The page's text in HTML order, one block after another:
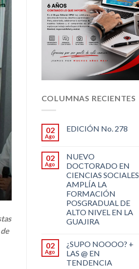
COLUMNAS RECIENTES
02
Ago
EDICIÓN No. 278
02
Ago
NUEVO
DOCTORADO EN
CIENCIAS SOCIALES
AMPLÍA LA
FORMACIÓN
POSGRADUAL DE
ALTO NIVEL EN LA
GUAJIRA
02
Ago
¿SUPO NOOOO? +
LAS @ EN
TENDENCIA